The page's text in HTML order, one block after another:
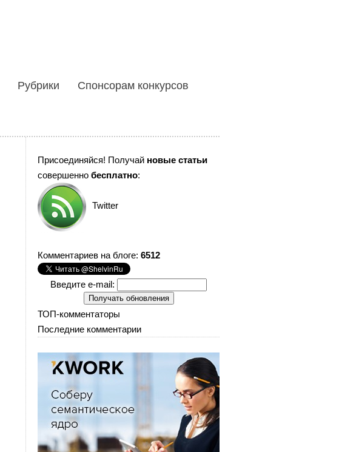
Рубрики Спонсорам конкурсов
Присоединяйся! Получай новые статьи
совершенно бесплатно:
Twitter
Комментариев на блоге: 6512
Введите e-mail:
ТОП-комментаторы
Последние комментарии